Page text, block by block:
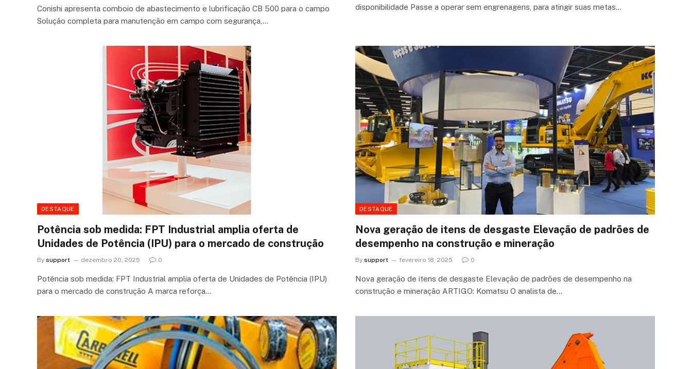
Conishi apresenta comboio de abastecimento e lubrificação CB 500 para o campo
Solução completa para manutenção em campo com segurança,…
disponibilidade Passe a operar sem engrenagens, para atingir suas metas…
DESTAQUE
Potência sob medida: FPT Industrial amplia oferta de
Unidades de Potência (IPU) para o mercado de construção
By support dezembro 20, 2025 0
Potência sob medida: FPT Industrial amplia oferta de Unidades de Potência (IPU)
para o mercado de construção A marca reforça…
DESTAQUE
Nova geração de itens de desgaste Elevação de padrões de
desempenho na construção e mineração
By support fevereiro 18, 2025 0
Nova geração de itens de desgaste Elevação de padrões de desempenho na
construção e mineração ARTIGO: Komatsu O analista de…